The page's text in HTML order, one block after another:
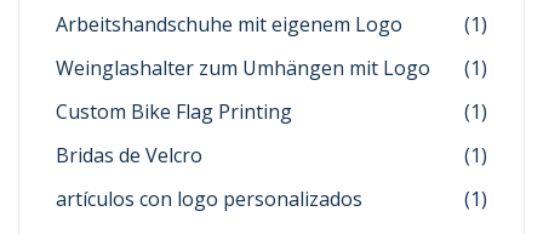
Arbeitshandschuhe mit eigenem Logo
(1)
Weinglashalter zum Umhängen mit Logo
(1)
Custom Bike Flag Printing
(1)
Bridas de Velcro
(1)
artículos con logo personalizados
(1)